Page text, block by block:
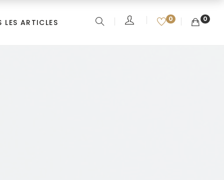
LES ARTICLES 0 0